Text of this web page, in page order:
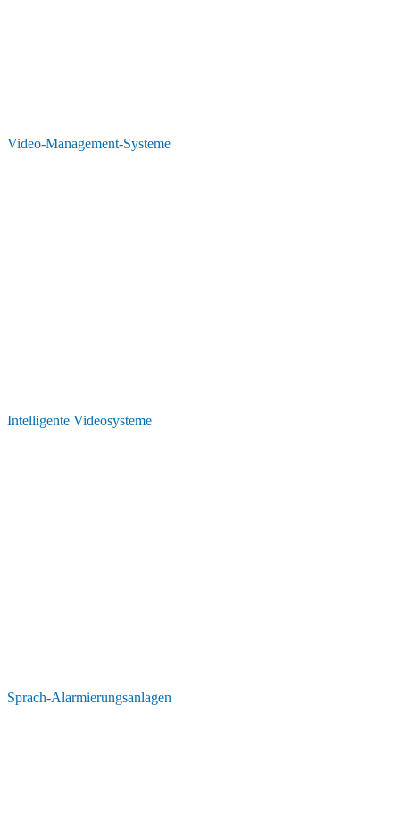
Video-Management-Systeme
Intelligente Videosysteme
Sprach-Alarmierungsanlagen